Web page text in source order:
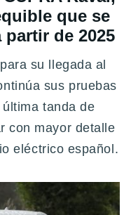
que se
partir de 2025
su llegada al
sus pruebas
tanda de
con mayor detalle
eléctrico español.